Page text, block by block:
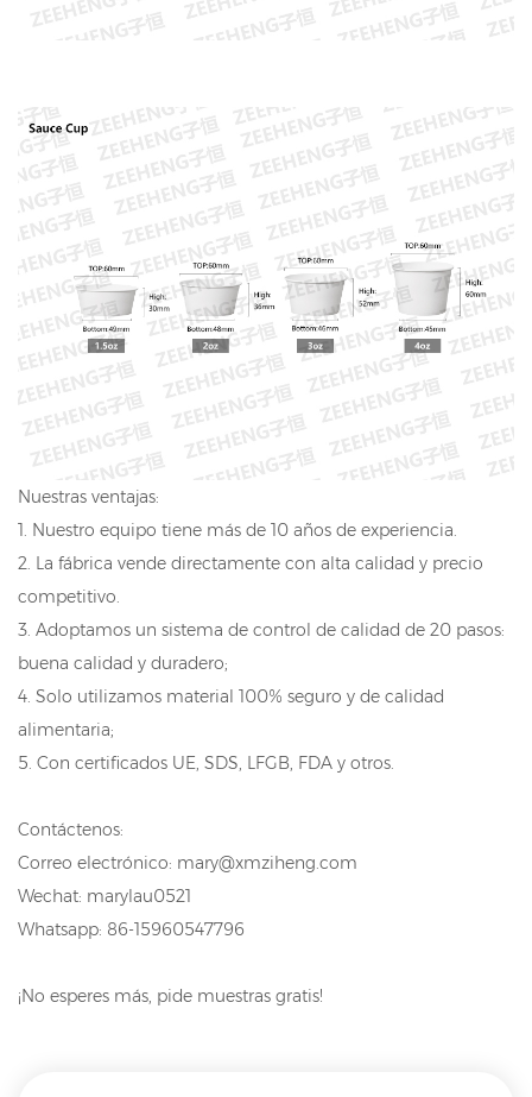
Nuestras ventajas:
1. Nuestro equipo tiene más de 10 años de experiencia.
2. La fábrica vende directamente con alta calidad y precio
competitivo.
3. Adoptamos un sistema de control de calidad de 20 pasos:
buena calidad y duradero;
4. Solo utilizamos material 100% seguro y de calidad
alimentaria;
5. Con certificados UE, SDS, LFGB, FDA y otros.
Contáctenos:
Correo electrónico: mary@xmziheng.com
Wechat: marylau0521
Whatsapp: 86-15960547796
¡No esperes más, pide muestras gratis!